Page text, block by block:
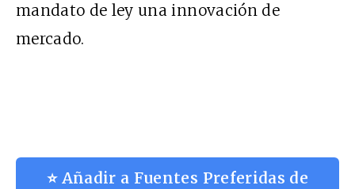
mandato de ley una innovación de
mercado.
⭐ Añadir a Fuentes Preferidas de